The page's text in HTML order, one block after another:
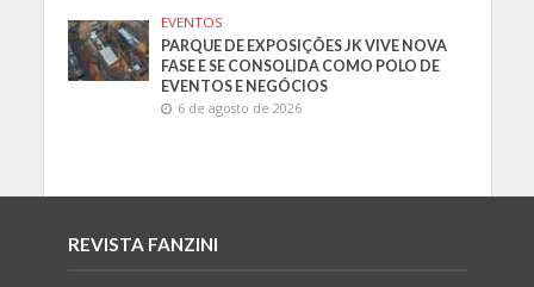
EVENTOS
PARQUE DE EXPOSIÇÕES JK VIVE NOVA
FASE E SE CONSOLIDA COMO POLO DE
EVENTOS E NEGÓCIOS
6 de agosto de 2026
REVISTA FANZINI